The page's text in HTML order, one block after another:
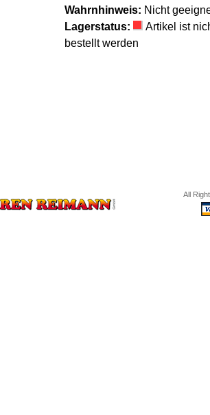
Wahrnhinweis: Nicht
Lagerstatus:
Artikel ist
bestellt werden
All